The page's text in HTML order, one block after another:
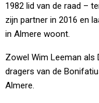
1982 lid van de raad –
zijn partner in 2016 en
in Almere woont.
Zowel Wim Leeman als
dragers van de
Almere.